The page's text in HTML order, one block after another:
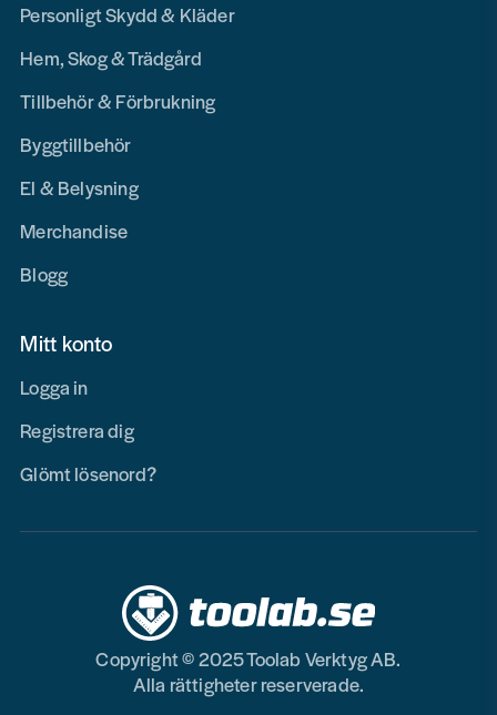
Personligt Skydd & Kläder
Hem, Skog & Trädgård
Tillbehör & Förbrukning
Byggtillbehör
El & Belysning
Merchandise
Blogg
Mitt konto
Logga in
Registrera dig
Glömt lösenord?
Copyright © 2025 Toolab Verktyg AB.
Alla rättigheter reserverade.